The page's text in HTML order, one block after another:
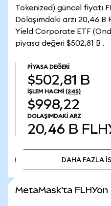
Tokenized) güncel fiyatı
Dolaşımdaki arzı 20,46
Yield Corporate ETF
piyasa değeri $502,81 B .
PIYASA DEĞERI
$502,81 B
İŞLEM HACMI (24S)
$998,22
DOLAŞIMDAKI ARZ
20,46 B
DAHA FAZLA
MetaMask'ta FLHYon